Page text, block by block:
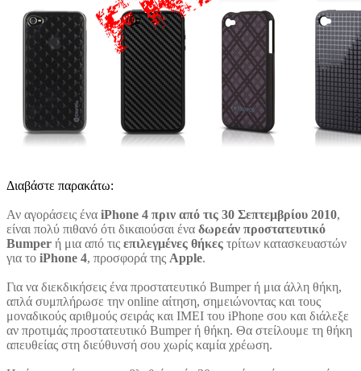
Διαβάστε παρακάτω:
Αν αγοράσεις ένα iPhone 4 πριν από τις 30 Σεπτεμβρίου 2010,
είναι πολύ πιθανό ότι δικαιούσαι ένα δωρεάν προστατευτικό
Bumper ή μια από τις επιλεγμένες θήκες τρίτων κατασκευαστών
για το iPhone 4, προσφορά της Apple.
Για να διεκδικήσεις ένα προστατευτικό Bumper ή μια άλλη θήκη,
απλά συμπλήρωσε την online αίτηση, σημειώνοντας και τους
μοναδικούς αριθμούς σειράς και IMEI του iPhone σου και διάλεξε
αν προτιμάς προστατευτικό Bumper ή θήκη. Θα στείλουμε τη θήκη
απευθείας στη διεύθυνσή σου χωρίς καμία χρέωση.